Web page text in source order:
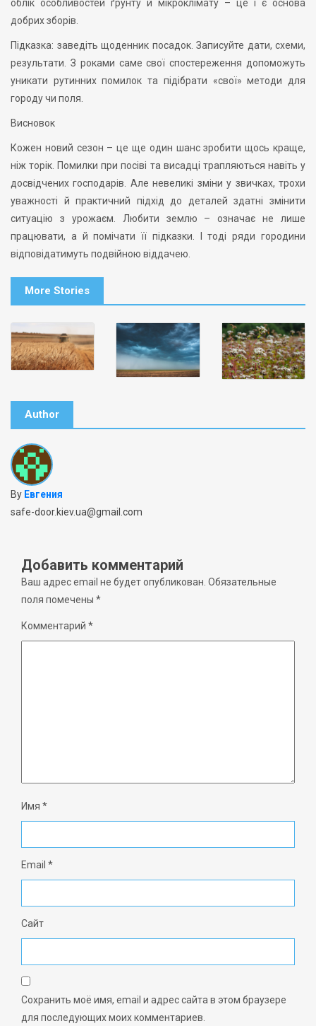
облік особливостей ґрунту й мікроклімату – це і є основа
добрих зборів.
Підказка: заведіть щоденник посадок. Записуйте дати, схеми,
результати. З роками саме свої спостереження допоможуть
уникати рутинних помилок та підібрати «свої» методи для
городу чи поля.
Висновок
Кожен новий сезон – це ще один шанс зробити щось краще,
ніж торік. Помилки при посіві та висадці трапляються навіть у
досвідчених господарів. Але невеликі зміни у звичках, трохи
уважності й практичний підхід до деталей здатні змінити
ситуацію з урожаєм. Любити землю – означає не лише
працювати, а й помічати її підказки. І тоді ряди городини
відповідатимуть подвійною віддачею.
More Stories
Author
By Евгения
safe-door.kiev.ua@gmail.com
Добавить комментарий
Ваш адрес email не будет опубликован. Обязательные
поля помечены *
Комментарий *
Имя *
Email *
Сайт
Сохранить моё имя, email и адрес сайта в этом браузере
для последующих моих комментариев.